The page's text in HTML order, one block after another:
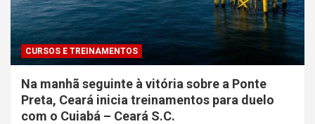
CURSOS E TREINAMENTOS
Na manhã seguinte à vitória sobre a Ponte
Preta, Ceará inicia treinamentos para duelo
com o Cuiabá – Ceará S.C.